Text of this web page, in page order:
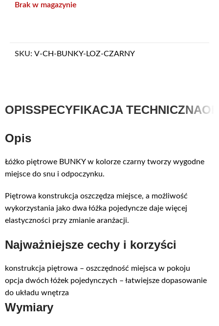
Brak w magazynie
SKU: V-CH-BUNKY-LOZ-CZARNY
OPISSPECYFIKACJA TECHNICZNA
Opis
Łóżko piętrowe BUNKY w kolorze czarny tworzy wygodne
miejsce do snu i odpoczynku.
Piętrowa konstrukcja oszczędza miejsce, a możliwość
wykorzystania jako dwa łóżka pojedyncze daje więcej
elastyczności przy zmianie aranżacji.
Najważniejsze cechy i korzyści
konstrukcja piętrowa – oszczędność miejsca w pokoju
opcja dwóch łóżek pojedynczych – łatwiejsze dopasowanie
do układu wnętrza
Wymiary